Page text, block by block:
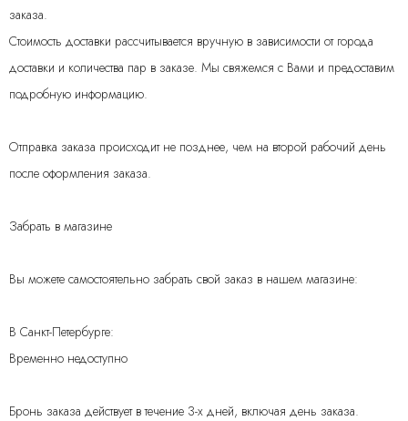
заказа.
Стоимость доставки рассчитывается вручную в зависимости от города
доставки и количества пар в заказе. Мы свяжемся с Вами и предоставим
подробную информацию.
Отправка заказа происходит не позднее, чем на второй рабочий день
после оформления заказа.
Забрать в магазине
Вы можете самостоятельно забрать свой заказ в нашем магазине:
В Санкт-Петербурге:
Временно недоступно
Бронь заказа действует в течение 3-х дней, включая день заказа.